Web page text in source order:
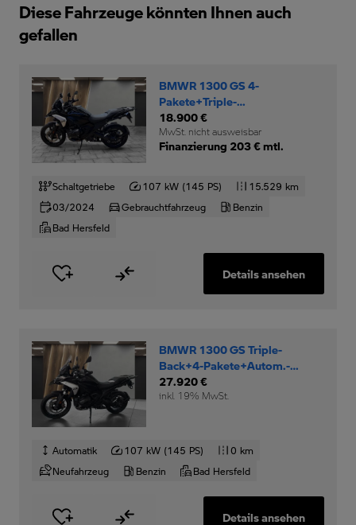
Diese Fahrzeuge könnten Ihnen auch
gefallen
BMWR 1300 GS 4-
Pakete+Triple-
Black+Motorschutzbügel+
18.900 €
MwSt. nicht ausweisbar
Finanzierung 203 € mtl.
Schaltgetriebe 107 kW (145 PS)
15.529 km
03/2024
Gebrauchtfahrzeug
Benzin
Bad Hersfeld
Details ansehen
BMWR 1300 GS Triple-
Back+4-Pakete+Autom.-
Schaltass.+
27.920 €
inkl. 19% MwSt.
Automatik 107 kW (145 PS)
0 km
Neufahrzeug
Benzin Bad Hersfeld
Details ansehen